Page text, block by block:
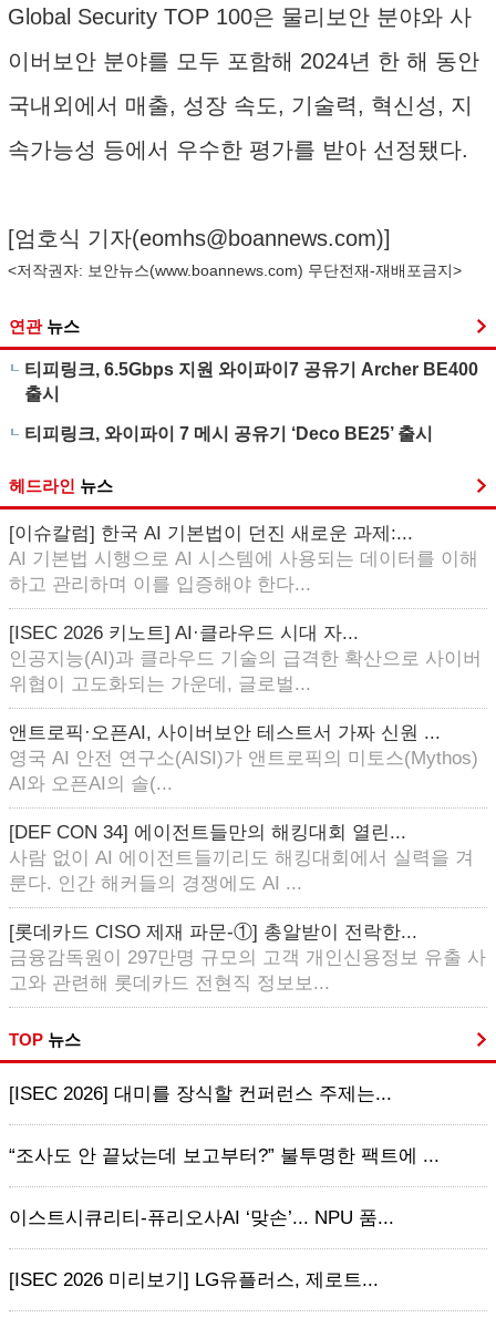
Global Security TOP 100은 물리보안 분야와 사
이버보안 분야를 모두 포함해 2024년 한 해 동안
국내외에서 매출, 성장 속도, 기술력, 혁신성, 지
속가능성 등에서 우수한 평가를 받아 선정됐다.
[엄호식 기자(eomhs@boannews.com)]
<저작권자: 보안뉴스(www.boannews.com) 무단전재-재배포금지>
연관 뉴스
티피링크, 6.5Gbps 지원 와이파이7 공유기 Archer BE400
출시
티피링크, 와이파이 7 메시 공유기 ‘Deco BE25’ 출시
헤드라인 뉴스
[이슈칼럼] 한국 AI 기본법이 던진 새로운 과제:...
AI 기본법 시행으로 AI 시스템에 사용되는 데이터를 이해
하고 관리하며 이를 입증해야 한다...
[ISEC 2026 키노트] AI·클라우드 시대 자...
인공지능(AI)과 클라우드 기술의 급격한 확산으로 사이버
위협이 고도화되는 가운데, 글로벌...
앤트로픽·오픈AI, 사이버보안 테스트서 가짜 신원 ...
영국 AI 안전 연구소(AISI)가 앤트로픽의 미토스(Mythos)
AI와 오픈AI의 솔(...
[DEF CON 34] 에이전트들만의 해킹대회 열린...
사람 없이 AI 에이전트들끼리도 해킹대회에서 실력을 겨
룬다. 인간 해커들의 경쟁에도 AI ...
[롯데카드 CISO 제재 파문-①] 총알받이 전락한...
금융감독원이 297만명 규모의 고객 개인신용정보 유출 사
고와 관련해 롯데카드 전현직 정보보...
TOP 뉴스
[ISEC 2026] 대미를 장식할 컨퍼런스 주제는...
“조사도 안 끝났는데 보고부터?” 불투명한 팩트에 ...
이스트시큐리티-퓨리오사AI ‘맞손’... NPU 품...
[ISEC 2026 미리보기] LG유플러스, 제로트...